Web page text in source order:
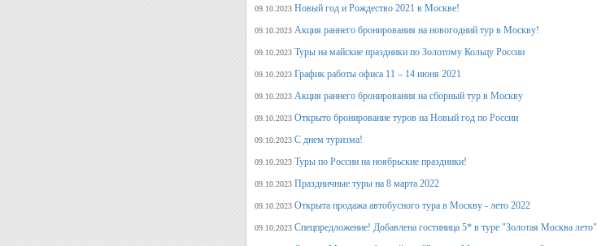
09.10.2023 Новый год и Рождество 2021 в Москве!
09.10.2023 Акция раннего бронирования на новогодний тур в Москву!
09.10.2023 Туры на майские праздники по Золотому Кольцу России
09.10.2023 График работы офиса 11 – 14 июня 2021
09.10.2023 Акция раннего бронирования на сборный тур в Москву
09.10.2023 Открыто бронирование туров на Новый год по России
09.10.2023 С днем туризма!
09.10.2023 Туры по России на ноябрьские праздники!
09.10.2023 Праздничные туры на 8 марта 2022
09.10.2023 Открыта продажа автобусного тура в Москву - лето 2022
09.10.2023 Спецпредложение! Добавлена гостиница 5* в туре "Золотая Москва лето"